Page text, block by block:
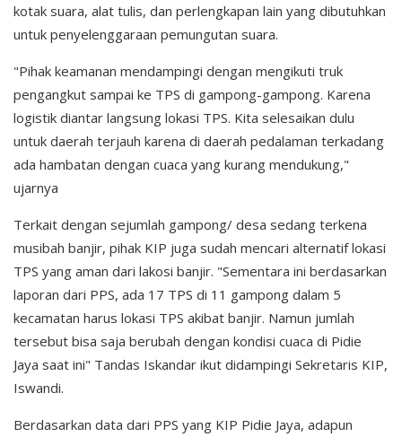
kotak suara, alat tulis, dan perlengkapan lain yang dibutuhkan
untuk penyelenggaraan pemungutan suara.
"Pihak keamanan mendampingi dengan mengikuti truk
pengangkut sampai ke TPS di gampong-gampong. Karena
logistik diantar langsung lokasi TPS. Kita selesaikan dulu
untuk daerah terjauh karena di daerah pedalaman terkadang
ada hambatan dengan cuaca yang kurang mendukung,"
ujarnya
Terkait dengan sejumlah gampong/ desa sedang terkena
musibah banjir, pihak KIP juga sudah mencari alternatif lokasi
TPS yang aman dari lakosi banjir. "Sementara ini berdasarkan
laporan dari PPS, ada 17 TPS di 11 gampong dalam 5
kecamatan harus lokasi TPS akibat banjir. Namun jumlah
tersebut bisa saja berubah dengan kondisi cuaca di Pidie
Jaya saat ini" Tandas Iskandar ikut didampingi Sekretaris KIP,
Iswandi.
Berdasarkan data dari PPS yang KIP Pidie Jaya, adapun